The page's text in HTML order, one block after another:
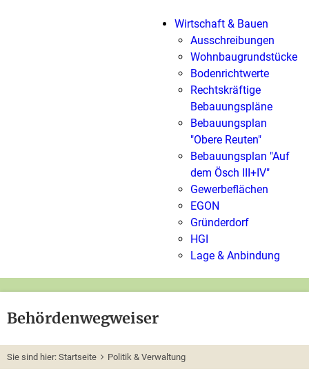
Wirtschaft & Bauen
Ausschreibungen
Wohnbaugrundstücke
Bodenrichtwerte
Rechtskräftige
Bebauungspläne
Bebauungsplan
"Obere Reuten"
Bebauungsplan "Auf
dem Ösch III+IV"
Gewerbeflächen
EGON
Gründerdorf
HGI
Lage & Anbindung
Behördenwegweiser
Sie sind hier: Startseite Politik & Verwaltung